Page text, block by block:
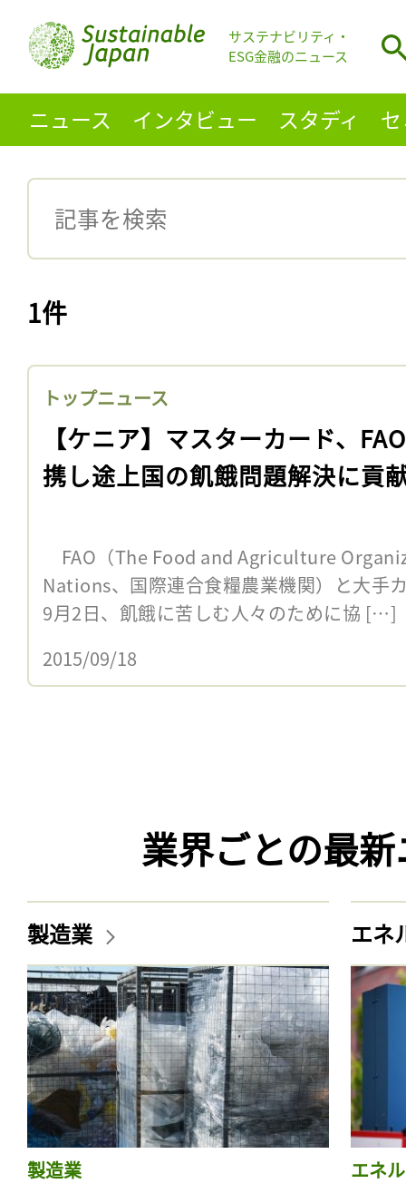
サステナビリティ・
ESG金融のニュース
ニュース インタビュー スタディ
1件
トップニュース
【ケニア】マスターカード、
携し途上国の飢餓問題解決に貢
FAO（The Food and Agriculture
Nations、国際連合食糧農業機関）と大手
9月2日、飢餓に苦しむ人々のために協 […]
2015/09/18
業界ごとの最
製造業
製造業
エネ
エネ